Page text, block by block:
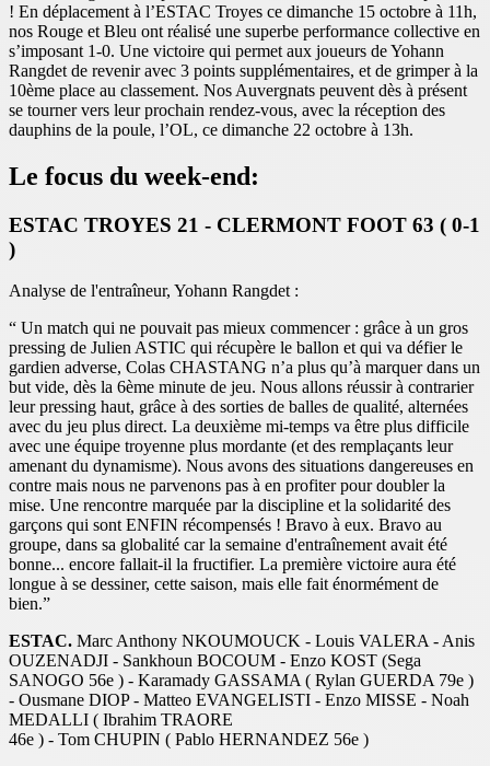
! En déplacement à l’ESTAC Troyes ce dimanche 15 octobre à 11h,
nos Rouge et Bleu ont réalisé une superbe performance collective en
s’imposant 1-0. Une victoire qui permet aux joueurs de Yohann
Rangdet de revenir avec 3 points supplémentaires, et de grimper à la
10ème place au classement. Nos Auvergnats peuvent dès à présent
se tourner vers leur prochain rendez-vous, avec la réception des
dauphins de la poule, l’OL, ce dimanche 22 octobre à 13h.
Le focus du week-end:
ESTAC TROYES 21 - CLERMONT FOOT 63 ( 0-1
)
Analyse de l'entraîneur, Yohann Rangdet :
“ Un match qui ne pouvait pas mieux commencer : grâce à un gros
pressing de Julien ASTIC qui récupère le ballon et qui va défier le
gardien adverse, Colas CHASTANG n’a plus qu’à marquer dans un
but vide, dès la 6ème minute de jeu. Nous allons réussir à contrarier
leur pressing haut, grâce à des sorties de balles de qualité, alternées
avec du jeu plus direct. La deuxième mi-temps va être plus difficile
avec une équipe troyenne plus mordante (et des remplaçants leur
amenant du dynamisme). Nous avons des situations dangereuses en
contre mais nous ne parvenons pas à en profiter pour doubler la
mise. Une rencontre marquée par la discipline et la solidarité des
garçons qui sont ENFIN récompensés ! Bravo à eux. Bravo au
groupe, dans sa globalité car la semaine d'entraînement avait été
bonne... encore fallait-il la fructifier. La première victoire aura été
longue à se dessiner, cette saison, mais elle fait énormément de
bien.”
ESTAC. Marc Anthony NKOUMOUCK - Louis VALERA - Anis
OUZENADJI - Sankhoun BOCOUM - Enzo KOST (Sega
SANOGO 56e ) - Karamady GASSAMA ( Rylan GUERDA 79e )
- Ousmane DIOP - Matteo EVANGELISTI - Enzo MISSE - Noah
MEDALLI ( Ibrahim TRAORE
46e ) - Tom CHUPIN ( Pablo HERNANDEZ 56e )